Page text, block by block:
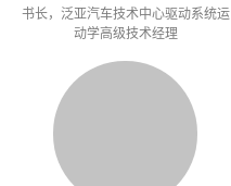
书长，泛亚汽车技术中心驱动系统运
动学高级技术经理